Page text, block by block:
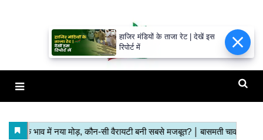
हाजिर मंडियों के ताजा रेट | देखें इस
रिपोर्ट में